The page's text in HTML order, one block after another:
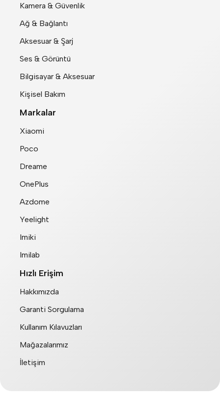
Kamera & Güvenlik
Ağ & Bağlantı
Aksesuar & Şarj
Ses & Görüntü
Bilgisayar & Aksesuar
Kişisel Bakım
Markalar
Xiaomi
Poco
Dreame
OnePlus
Azdome
Yeelight
Imiki
Imilab
Hızlı Erişim
Hakkımızda
Garanti Sorgulama
Kullanım Kılavuzları
Mağazalarımız
İletişim